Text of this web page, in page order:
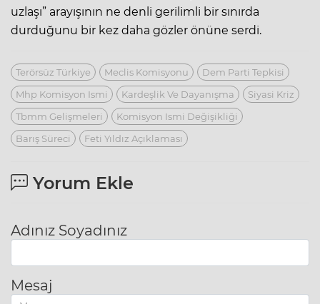
uzlaşı” arayışının ne denli gerilimli bir sınırda
durduğunu bir kez daha gözler önüne serdi.
Terörsüz Türkiye Meclis Komisyonu
Dem Parti Tepkisi
Mhp Komisyon Ismi
Kardeşlik Ve Dayanışma
Siyasi Kriz
Tbmm Gelişmeleri
Komisyon Ismi Değişikliği
Barış Süreci
Feti Yıldız Açıklaması
Yorum Ekle
Adınız Soyadınız
Mesaj